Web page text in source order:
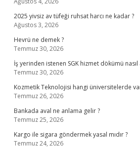
2025 yivsiz av tüfeği ruhsat harcı ne kadar ?
Ağustos 3, 2026
Hevrü ne demek ?
Temmuz 30, 2026
İş yerinden istenen SGK hizmet dökümü nasıl
Temmuz 30, 2026
Kozmetik Teknolojisi hangi üniversitelerde
Temmuz 26, 2026
Bankada aval ne anlama gelir ?
Temmuz 25, 2026
Kargo ile sigara göndermek yasal mıdır ?
Temmuz 24, 2026